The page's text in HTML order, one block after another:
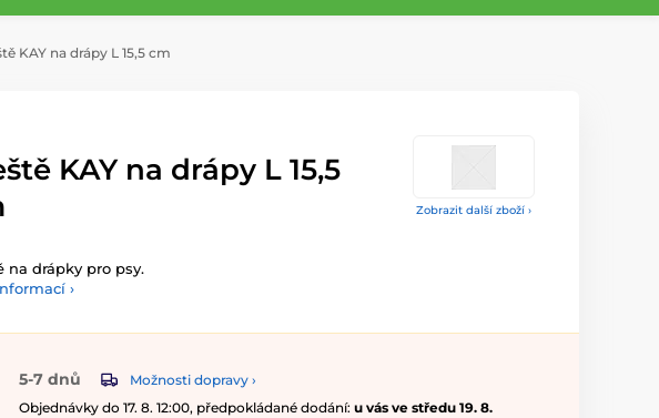
KAY na drápy L 15,5 cm
Zobrazit další zboží ›
KAY na drápy L 15,5
na drápky pro psy.
›
5-7 dnů
Možnosti dopravy ›
Objednávky do 17. 8. 12:00, předpokládané dodání: u vás ve středu 19. 8.